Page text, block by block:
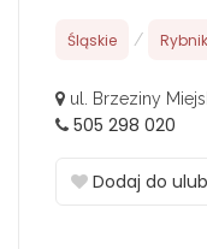
Śląskie / Rybnik
ul. Brzeziny
505 298 020
Dodaj do